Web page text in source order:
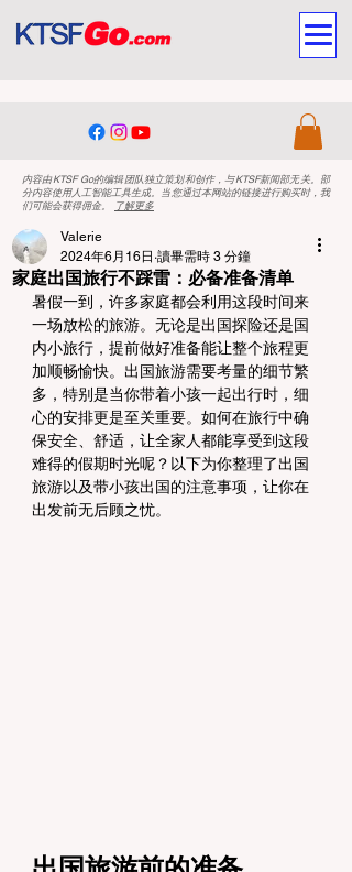
内容由KTSF Go的编辑团队独立策划和创作，与KTSF新闻部无关。部
分内容使用人工智能工具生成。当您通过本网站的链接进行购买时，我
们可能会获得佣金。
了解更多
家庭出国旅行不踩雷：必备准备清单
Valerie
2024年6月16日 讀畢需時 3 分鐘
暑假一到，许多家庭都会利用这段时间来
一场放松的旅游。无论是出国探险还是国
内小旅行，提前做好准备能让整个旅程更
加顺畅愉快。出国旅游需要考量的细节繁
多，特别是当你带着小孩一起出行时，细
心的安排更是至关重要。如何在旅行中确
保安全、舒适，让全家人都能享受到这段
难得的假期时光呢？以下为你整理了出国
旅游以及带小孩出国的注意事项，让你在
出发前无后顾之忧。